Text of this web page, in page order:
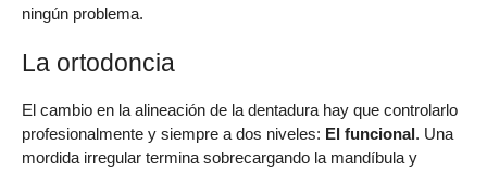
ningún problema.
La ortodoncia
El cambio en la alineación de la dentadura hay que controlarlo
profesionalmente y siempre a dos niveles: El funcional . Una
mordida irregular termina sobrecargando la mandíbula y